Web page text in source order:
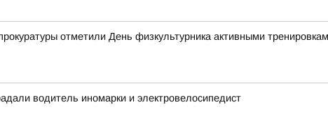
отметили День физкультурника активными
водитель иномарки и электровелосипедист